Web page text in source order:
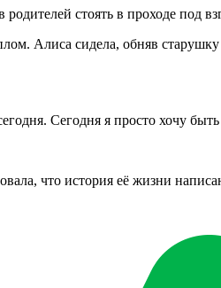
стоять в проходе под
Алиса сидела, обняв
Сегодня я просто хочу
что история её жизни